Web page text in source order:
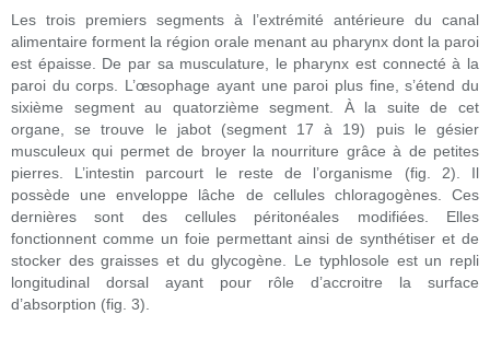
Les trois premiers segments à l’extrémité antérieure du canal
alimentaire forment la région orale menant au pharynx dont la paroi
est épaisse. De par sa musculature, le pharynx est connecté à la
paroi du corps. L’œsophage ayant une paroi plus fine, s’étend du
sixième segment au quatorzième segment. À la suite de cet
organe, se trouve le jabot (segment 17 à 19) puis le gésier
musculeux qui permet de broyer la nourriture grâce à de petites
pierres. L’intestin parcourt le reste de l’organisme (fig. 2). Il
possède une enveloppe lâche de cellules chloragogènes. Ces
dernières sont des cellules péritonéales modifiées. Elles
fonctionnent comme un foie permettant ainsi de synthétiser et de
stocker des graisses et du glycogène. Le typhlosole est un repli
longitudinal dorsal ayant pour rôle d’accroitre la surface
d’absorption (fig. 3).